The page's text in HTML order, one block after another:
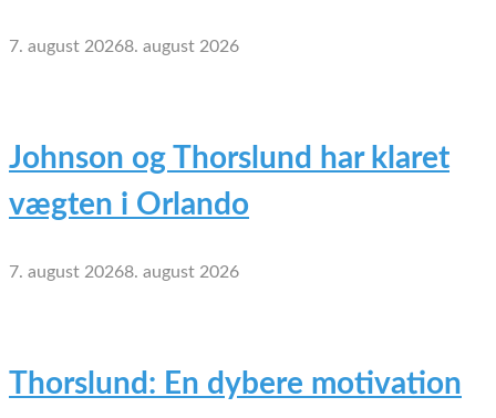
7. august 20268. august 2026
Johnson og Thorslund har klaret
vægten i Orlando
7. august 20268. august 2026
Thorslund: En dybere motivation